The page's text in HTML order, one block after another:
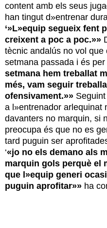
content amb els seus
han tingut d»entrenar
‘»L»equip segueix fent
creixent a poc a poc.»»
tècnic andalús no vol
setmana passada i és per
setmana hem treballat
més, vam seguir
ofensivament.»»
a l»entrenador arlequinat
davanters no marquin, si
preocupa és que no es
tard puguin ser
‘«jo no els demano als
marquin gols perquè el
que l»equip generi
puguin aprofitar»» ha